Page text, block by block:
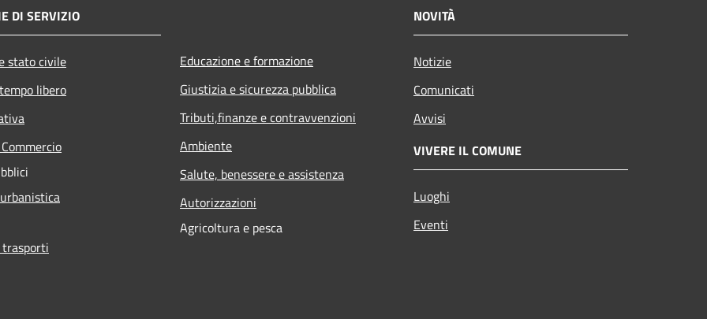
DI SERVIZIO
stato civile
libero
Educazione e formazione
Giustizia e sicurezza pubblica
Tributi,finanze e contravvenzioni
Ambiente
Salute, benessere e assistenza
Autorizzazioni
Agricoltura e pesca
NOVITÀ
Notizie
Comunicati
Avvisi
VIVERE IL COMUNE
Luoghi
Eventi